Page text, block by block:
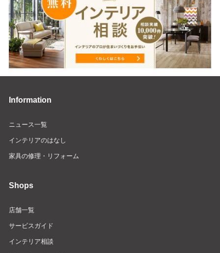
Information
ニュース一覧
インテリアのはなし
家具の修理・リフォーム
Shops
店舗一覧
サービスガイド
インテリア相談